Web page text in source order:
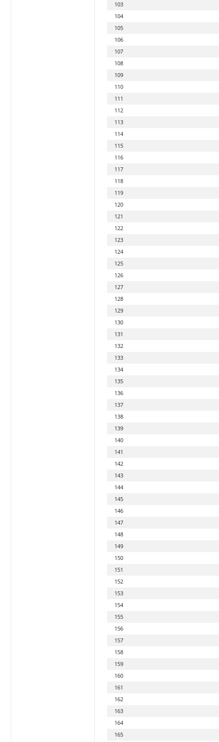
103
104
105
106
107
108
109
110
111
112
113
114
115
116
117
118
119
120
121
122
123
124
125
126
127
128
129
130
131
132
133
134
135
136
137
138
139
140
141
142
143
144
145
146
147
148
149
150
151
152
153
154
155
156
157
158
159
160
161
162
163
164
165